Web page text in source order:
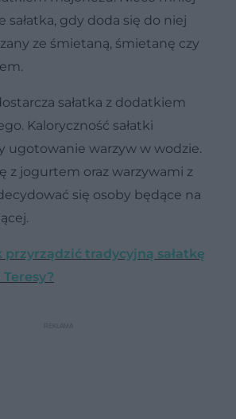
sałatka, gdy doda się do niej
ze śmietaną, śmietanę czy
sałatka z dodatkiem
Kaloryczność sałatki
ugotowanie warzyw w wodzie.
z jogurtem oraz warzywami z
się osoby będące na
przyrządzić tradycyjną sałatkę